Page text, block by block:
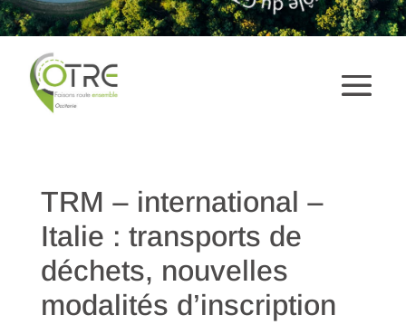
TRM – international –
Italie : transports de
déchets, nouvelles
modalités d’inscription